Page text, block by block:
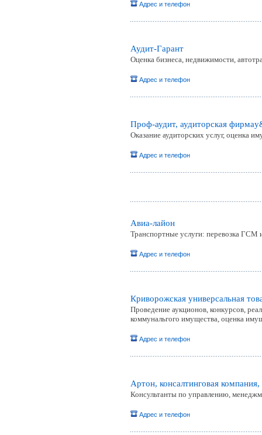
Адрес и телефон
Аудит-Гарант
Оценка бизнеса, недвижимости,
Адрес и телефон
Проф-аудит, аудиторская
Оказание аудиторских услуг, оценка
Адрес и телефон
Авиа-лайон
Транспортные услуги: перевозка ГСМ
Адрес и телефон
Криворожская универсальная
Проведение аукционов, конкурсов,
коммунальгого имущества, оценка
Адрес и телефон
Артон, консалтинговая
Консультанты по управлению,
Адрес и телефон